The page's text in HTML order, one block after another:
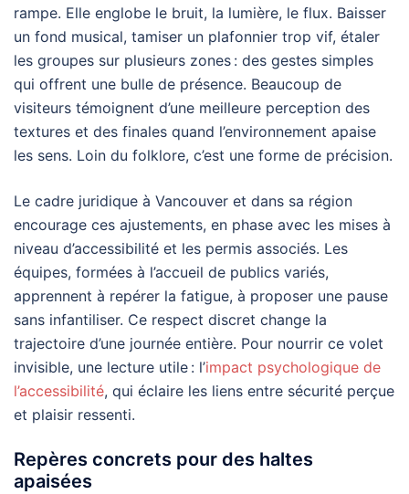
rampe. Elle englobe le bruit, la lumière, le flux. Baisser
un fond musical, tamiser un plafonnier trop vif, étaler
les groupes sur plusieurs zones : des gestes simples
qui offrent une bulle de présence. Beaucoup de
visiteurs témoignent d’une meilleure perception des
textures et des finales quand l’environnement apaise
les sens. Loin du folklore, c’est une forme de précision.
Le cadre juridique à Vancouver et dans sa région
encourage ces ajustements, en phase avec les mises à
niveau d’accessibilité et les permis associés. Les
équipes, formées à l’accueil de publics variés,
apprennent à repérer la fatigue, à proposer une pause
sans infantiliser. Ce respect discret change la
trajectoire d’une journée entière. Pour nourrir ce volet
invisible, une lecture utile : l’impact psychologique de
l’accessibilité, qui éclaire les liens entre sécurité perçue
et plaisir ressenti.
Repères concrets pour des haltes
apaisées